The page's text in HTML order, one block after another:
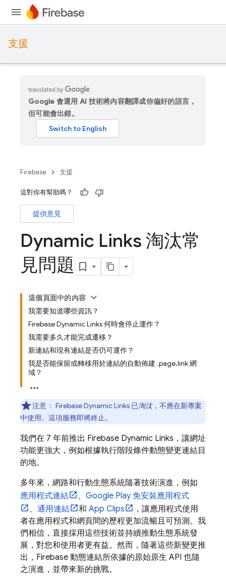
支援
Google 會運用 AI 技術將內容翻譯成你偏好的語言，
但可能會出錯。
Firebase 支援
這對你有幫助嗎？
提供意見
Dynamic Links 淘汰常
見問題
這個頁面中的內容
我需要知道哪些資訊？
Firebase Dynamic Links 何時會停止運作？
我需要多久才能完成遷移？
新連結和現有連結是否仍可運作？
我是否能保留或轉移用於連結的自動佈建 .page.link 網
域？
注意： Firebase Dynamic Links 已淘汰，不應在新專案
中使用。這項服務即將終止。
我們在 7 年前推出 Firebase Dynamic Links，讓網址
功能更強大，例如根據執行階段條件動態變更連結目
的地。
多年來，網路和行動生態系統隨著技術演進，例如
應用程式連結
、 Google Play 免安裝應用程式
、 通用連結 和 App Clips
，讓應用程式使用
者在應用程式和網頁間的歷程更加流暢且可預測。我
們相信，直接採用這些技術並持續推動生態系統發
展，對您和使用者更有益。然而，隨著這些新變更推
出，Firebase 動態連結所依據的原始原生 API 也隨
之演進，並帶來新的挑戰。